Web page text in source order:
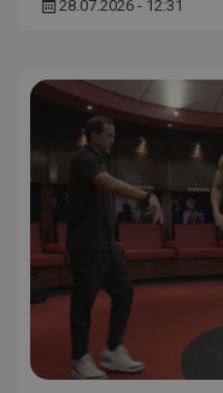
28.07.2026 - 12:31